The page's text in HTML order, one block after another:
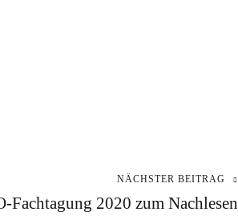
NÄCHSTER BEITRAG
Fachtagung 2020 zum Nachlesen